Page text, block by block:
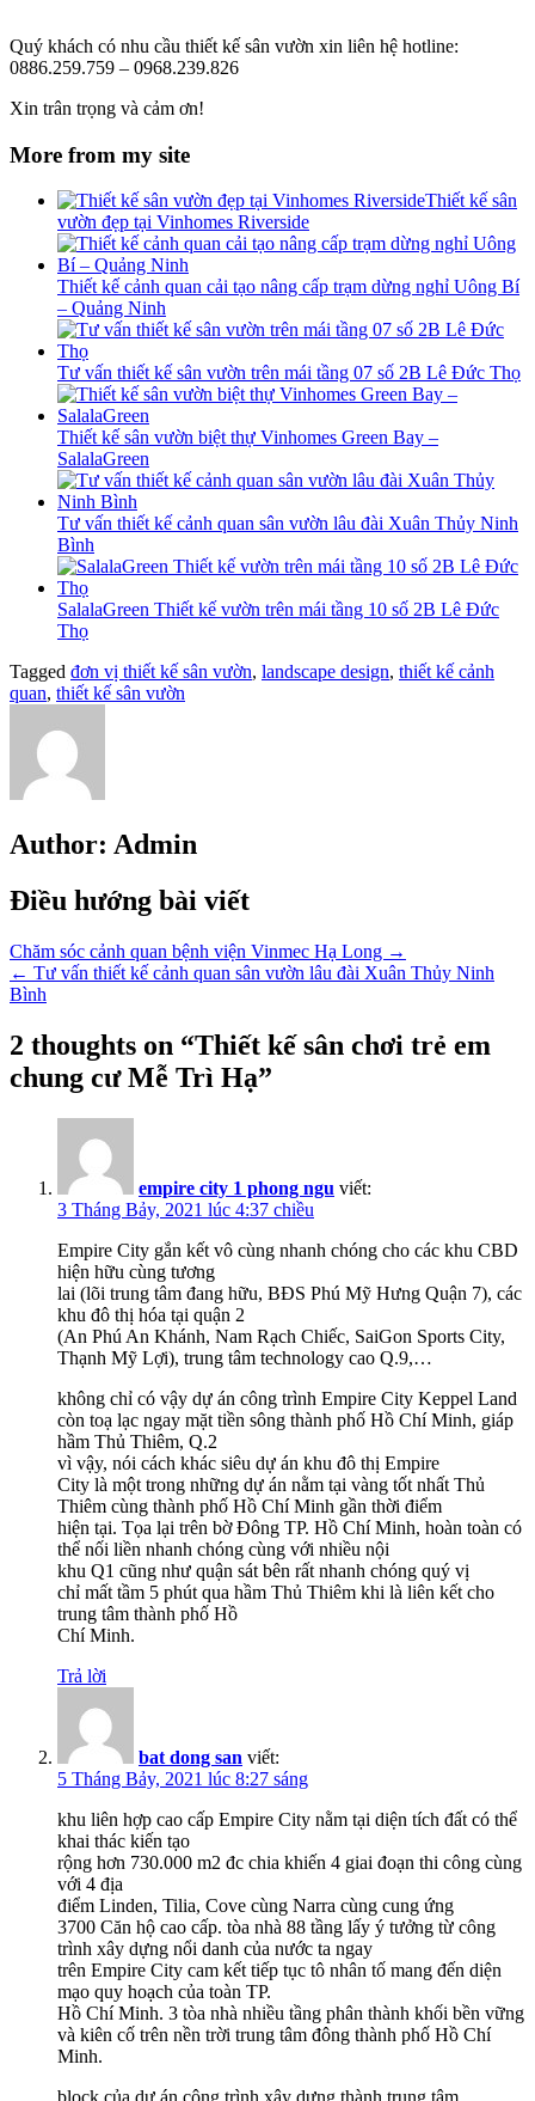
Quý khách có nhu cầu thiết kế sân vườn xin liên hệ hotline:
0886.259.759 – 0968.239.826
Xin trân trọng và cảm ơn!
More from my site
Thiết kế sân
vườn đẹp tại Vinhomes Riverside
Thiết kế cảnh quan cải tạo nâng cấp trạm dừng nghỉ Uông Bí
– Quảng Ninh
Tư vấn thiết kế sân vườn trên mái tầng 07 số 2B Lê Đức Thọ
Thiết kế sân vườn biệt thự Vinhomes Green Bay –
SalalaGreen
Tư vấn thiết kế cảnh quan sân vườn lâu đài Xuân Thủy Ninh
Bình
SalalaGreen Thiết kế vườn trên mái tầng 10 số 2B Lê Đức
Thọ
Tagged đơn vị thiết kế sân vườn, landscape design, thiết kế cảnh
quan, thiết kế sân vườn
Author: Admin
Điều hướng bài viết
Chăm sóc cảnh quan bệnh viện Vinmec Hạ Long →
← Tư vấn thiết kế cảnh quan sân vườn lâu đài Xuân Thủy Ninh
Bình
2 thoughts on “Thiết kế sân chơi trẻ em
chung cư Mễ Trì Hạ”
empire city 1 phong ngu viết:
3 Tháng Bảy, 2021 lúc 4:37 chiều
Empire City gắn kết vô cùng nhanh chóng cho các khu CBD
hiện hữu cùng tương
lai (lõi trung tâm đang hữu, BĐS Phú Mỹ Hưng Quận 7), các
khu đô thị hóa tại quận 2
(An Phú An Khánh, Nam Rạch Chiếc, SaiGon Sports City,
Thạnh Mỹ Lợi), trung tâm technology cao Q.9,…
không chỉ có vậy dự án công trình Empire City Keppel Land
còn toạ lạc ngay mặt tiền sông thành phố Hồ Chí Minh, giáp
hầm Thủ Thiêm, Q.2
vì vậy, nói cách khác siêu dự án khu đô thị Empire
City là một trong những dự án nằm tại vàng tốt nhất Thủ
Thiêm cùng thành phố Hồ Chí Minh gần thời điểm
hiện tại. Tọa lại trên bờ Đông TP. Hồ Chí Minh, hoàn toàn có
thể nối liền nhanh chóng cùng với nhiều nội
khu Q1 cũng như quận sát bên rất nhanh chóng quý vị
chỉ mất tầm 5 phút qua hầm Thủ Thiêm khi là liên kết cho
trung tâm thành phố Hồ
Chí Minh.
Trả lời
bat dong san viết:
5 Tháng Bảy, 2021 lúc 8:27 sáng
khu liên hợp cao cấp Empire City nằm tại diện tích đất có thể
khai thác kiến tạo
rộng hơn 730.000 m2 đc chia khiến 4 giai đoạn thi công cùng
với 4 địa
điểm Linden, Tilia, Cove cùng Narra cùng cung ứng
3700 Căn hộ cao cấp. tòa nhà 88 tầng lấy ý tưởng từ công
trình xây dựng nổi danh của nước ta ngay
trên Empire City cam kết tiếp tục tô nhân tố mang đến diện
mạo quy hoạch của toàn TP.
Hồ Chí Minh. 3 tòa nhà nhiều tầng phân thành khối bền vững
và kiên cố trên nền trời trung tâm đông thành phố Hồ Chí
Minh.
block của dự án công trình xây dựng thành trung tâm